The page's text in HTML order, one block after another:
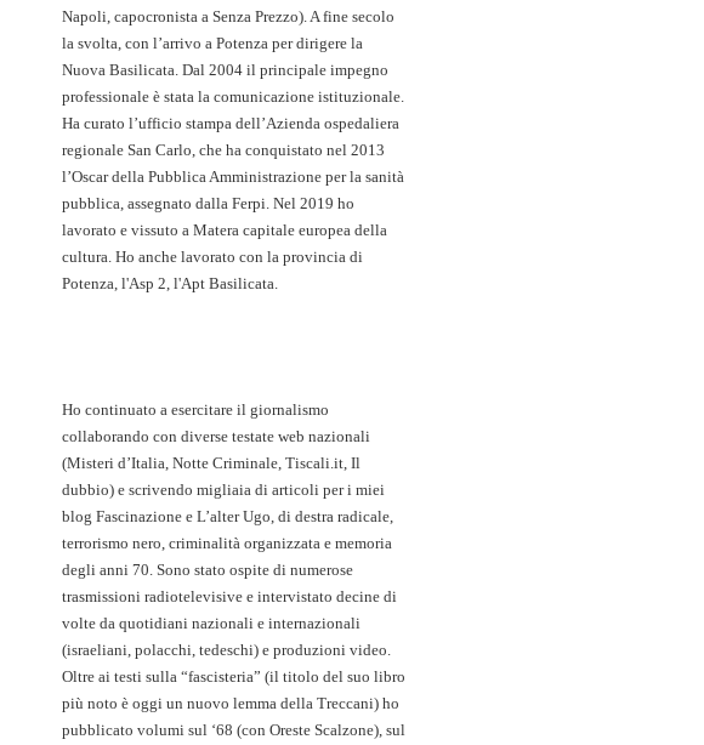
Napoli, capocronista a Senza Prezzo). A fine secolo
la svolta, con l’arrivo a Potenza per dirigere la
Nuova Basilicata. Dal 2004 il principale impegno
professionale è stata la comunicazione istituzionale.
Ha curato l’ufficio stampa dell’Azienda ospedaliera
regionale San Carlo, che ha conquistato nel 2013
l’Oscar della Pubblica Amministrazione per la sanità
pubblica, assegnato dalla Ferpi. Nel 2019 ho
lavorato e vissuto a Matera capitale europea della
cultura. Ho anche lavorato con la provincia di
Potenza, l'Asp 2, l'Apt Basilicata.
Ho continuato a esercitare il giornalismo
collaborando con diverse testate web nazionali
(Misteri d’Italia, Notte Criminale, Tiscali.it, Il
dubbio) e scrivendo migliaia di articoli per i miei
blog Fascinazione e L’alter Ugo, di destra radicale,
terrorismo nero, criminalità organizzata e memoria
degli anni 70. Sono stato ospite di numerose
trasmissioni radiotelevisive e intervistato decine di
volte da quotidiani nazionali e internazionali
(israeliani, polacchi, tedeschi) e produzioni video.
Oltre ai testi sulla “fascisteria” (il titolo del suo libro
più noto è oggi un nuovo lemma della Treccani) ho
pubblicato volumi sul ‘68 (con Oreste Scalzone), sul